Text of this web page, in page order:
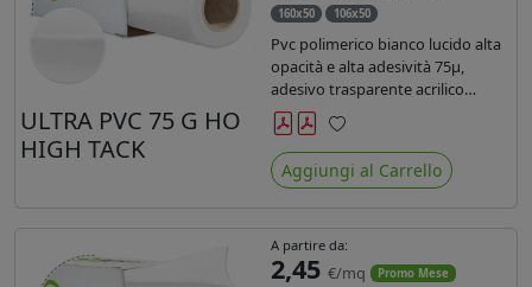
ULTRA PVC 75 G HO
HIGH TACK
160x50 106x50
Pvc polimerico bianco lucido alta
opacità e alta adesività 75µ,
adesivo trasparente acrilico
hotmelt permanente, durata 5-7
anni, liner 140gr PE su entrambi
lati. Prestazioni di alto livello.
Dotato di certificato ignifugo
Preferiti
Aggiungi al Carrello
A partire da:
2,45 €/mq Promo Mese